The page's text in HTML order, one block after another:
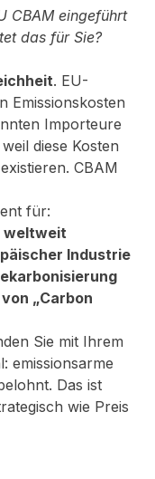
CBAM eingeführt
das für Sie?
. EU-
Emissionskosten
Importeure
diese Kosten
CBAM
für:
weltweit
Industrie
„Carbon
Sie mit Ihrem
emissionsarme
Das ist
wie Preis